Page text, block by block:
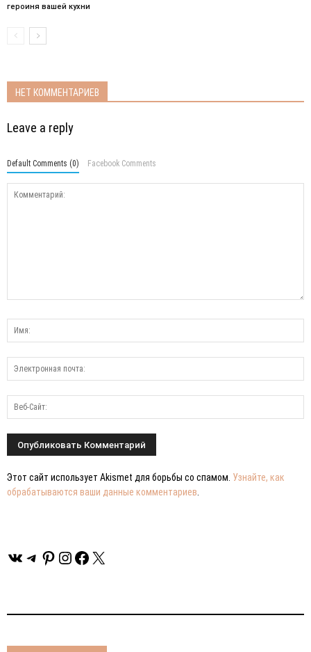
героиня вашей кухни
НЕТ КОММЕНТАРИЕВ
Leave a reply
Default Comments (0) Facebook Comments
Этот сайт использует Akismet для борьбы со спамом. Узнайте, как
обрабатываются ваши данные комментариев
ВКонтакте
Telegram
Pinterest
Instagram
Facebook
X